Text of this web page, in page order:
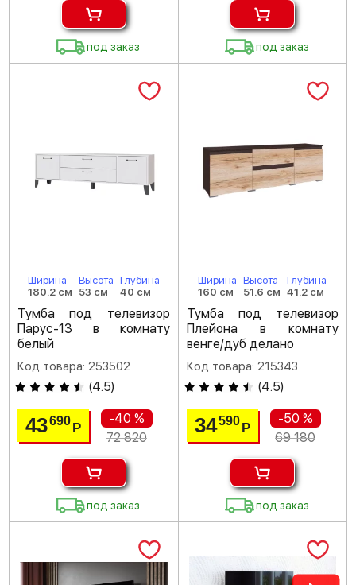
под заказ под заказ
Ширина
180.2 см
Высота
53 см
Глубина
40 см
Тумба под телевизор
Парус-13 в комнату
белый
Код товара: 253502
(4.5)
43690Р
-40 %
72 820
под заказ
Ширина
160 см
Высота
51.6 см
Глубина
41.2 см
Тумба под телевизор
Плейона в комнату
венге/дуб делано
Код товара: 215343
(4.5)
34590 Р
-50 %
69 180
под заказ